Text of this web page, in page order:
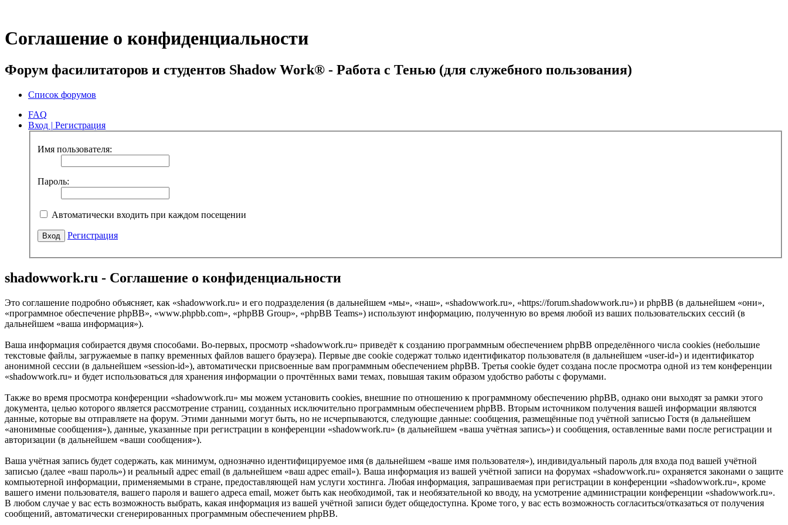
Соглашение о конфиденциальности
Форум фасилитаторов и студентов Shadow Work® - Работа с Тенью (для служебного пользования)
Список форумов
FAQ
Вход | Регистрация
Имя пользователя:
Пароль:
Автоматически входить при каждом посещении
Регистрация
shadowwork.ru - Соглашение о конфиденциальности
Это соглашение подробно объясняет, как «shadowwork.ru» и его подразделения (в дальнейшем «мы», «наш», «shadowwork.ru», «https://forum.shadowwork.ru») и phpBB (в дальнейшем «они»,
«программное обеспечение phpBB», «www.phpbb.com», «phpBB Group», «phpBB Teams») используют информацию, полученную во время любой из ваших пользовательских сессий (в
дальнейшем «ваша информация»).
Ваша информация собирается двумя способами. Во-первых, просмотр «shadowwork.ru» приведёт к созданию программным обеспечением phpBB определённого числа cookies (небольшие
текстовые файлы, загружаемые в папку временных файлов вашего браузера). Первые две cookie содержат только идентификатор пользователя (в дальнейшем «user-id») и идентификатор
анонимной сессии (в дальнейшем «session-id»), автоматически присвоенные вам программным обеспечением phpBB. Третья cookie будет создана после просмотра одной из тем конференции
«shadowwork.ru» и будет использоваться для хранения информации о прочтённых вами темах, повышая таким образом удобство работы с форумами.
Также во время просмотра конференции «shadowwork.ru» мы можем установить cookies, внешние по отношению к программному обеспечению phpBB, однако они выходят за рамки этого
документа, целью которого является рассмотрение страниц, созданных исключительно программным обеспечением phpBB. Вторым источником получения вашей информации являются
данные, которые вы отправляете на форум. Этими данными могут быть, но не исчерпываются, следующие данные: сообщения, размещённые под учётной записью Гостя (в дальнейшем
«анонимные сообщения»), данные, указанные при регистрации в конференции «shadowwork.ru» (в дальнейшем «ваша учётная запись») и сообщения, оставленные вами после регистрации и
авторизации (в дальнейшем «ваши сообщения»).
Ваша учётная запись будет содержать, как минимум, однозначно идентифицируемое имя (в дальнейшем «ваше имя пользователя»), индивидуальный пароль для входа под вашей учётной
записью (далее «ваш пароль») и реальный адрес email (в дальнейшем «ваш адрес email»). Ваша информация из вашей учётной записи на форумах «shadowwork.ru» охраняется законами о защите
компьютерной информации, применяемыми в стране, предоставляющей нам услуги хостинга. Любая информация, запрашиваемая при регистрации в конференции «shadowwork.ru», кроме
вашего имени пользователя, вашего пароля и вашего адреса email, может быть как необходимой, так и необязательной ко вводу, на усмотрение администрации конференции «shadowwork.ru».
В любом случае у вас есть возможность выбрать, какая информация из вашей учётной записи будет общедоступна. Кроме того, у вас есть возможность согласиться/отказаться от получения
сообщений, автоматически сгенерированных программным обеспечением phpBB.